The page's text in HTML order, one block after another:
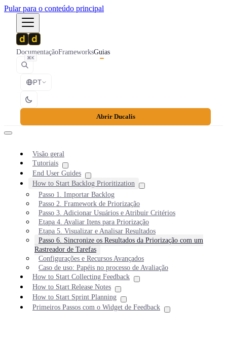
Pular para o conteúdo principal
DocumentaçãoFrameworksGuias
⌘K
PT
Abrir Ducalis
Visão geral
Tutoriais
End User Guides
How to Start Backlog Prioritization
Passo 1. Importar Backlog
Passo 2. Framework de Priorização
Passo 3. Adicionar Usuários e Atribuir Critérios
Etapa 4. Avaliar Itens para Priorização
Etapa 5. Visualizar e Analisar Resultados
Passo 6. Sincronize os Resultados da Priorização com um
Rastreador de Tarefas
Configurações e Recursos Avançados
Caso de uso: Papéis no processo de Avaliação
How to Start Collecting Feedback
How to Start Release Notes
How to Start Sprint Planning
Primeiros Passos com o Widget de Feedback